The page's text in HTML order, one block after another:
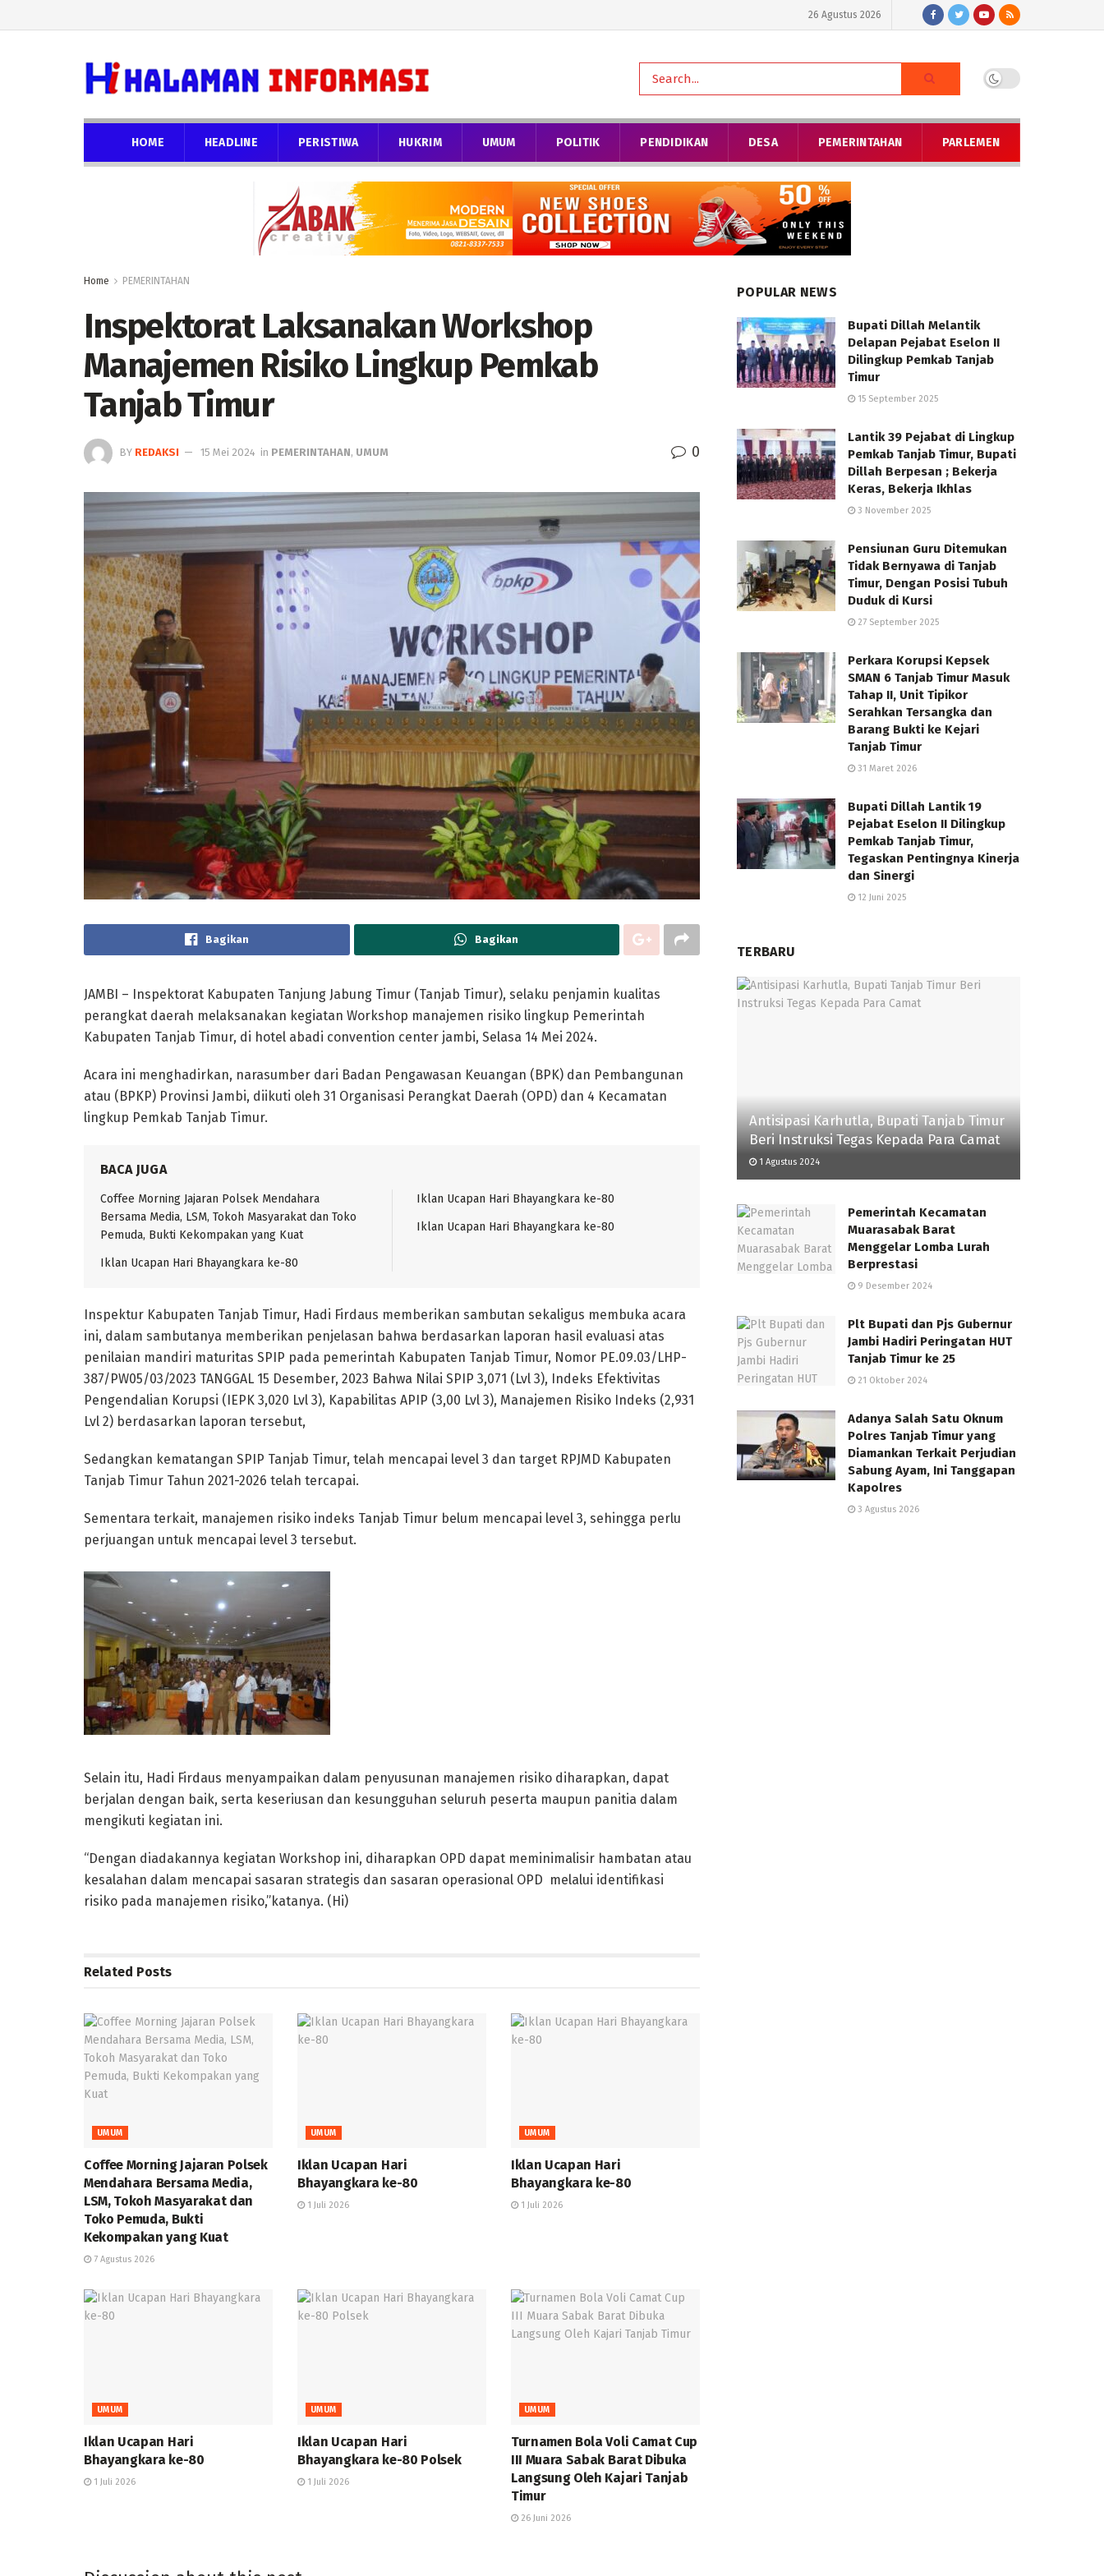
26 Agustus 2026
HOME HEADLINE PERISTIWA HUKRIM UMUM POLITIK PENDIDIKAN DESA PEMERINTAHAN PARLEMEN
Home PEMERINTAHAN
Inspektorat Laksanakan Workshop
Manajemen Risiko Lingkup Pemkab
Tanjab Timur
BY REDAKSI 15 Mei 2024 in PEMERINTAHAN, UMUM 0
Bagikan Bagikan
JAMBI – Inspektorat Kabupaten Tanjung Jabung Timur (Tanjab Timur), selaku penjamin kualitas
perangkat daerah melaksanakan kegiatan Workshop manajemen risiko lingkup Pemerintah
Kabupaten Tanjab Timur, di hotel abadi convention center jambi, Selasa 14 Mei 2024.
Acara ini menghadirkan, narasumber dari Badan Pengawasan Keuangan (BPK) dan Pembangunan
atau (BPKP) Provinsi Jambi, diikuti oleh 31 Organisasi Perangkat Daerah (OPD) dan 4 Kecamatan
lingkup Pemkab Tanjab Timur.
BACA JUGA
Coffee Morning Jajaran Polsek Mendahara
Bersama Media, LSM, Tokoh Masyarakat dan Toko
Pemuda, Bukti Kekompakan yang Kuat
Iklan Ucapan Hari Bhayangkara ke-80
Iklan Ucapan Hari Bhayangkara ke-80
Iklan Ucapan Hari Bhayangkara ke-80
Inspektur Kabupaten Tanjab Timur, Hadi Firdaus memberikan sambutan sekaligus membuka acara
ini, dalam sambutanya memberikan penjelasan bahwa berdasarkan laporan hasil evaluasi atas
penilaian mandiri maturitas SPIP pada pemerintah Kabupaten Tanjab Timur, Nomor PE.09.03/LHP-
387/PW05/03/2023 TANGGAL 15 Desember, 2023 Bahwa Nilai SPIP 3,071 (Lvl 3), Indeks Efektivitas
Pengendalian Korupsi (IEPK 3,020 Lvl 3), Kapabilitas APIP (3,00 Lvl 3), Manajemen Risiko Indeks (2,931
Lvl 2) berdasarkan laporan tersebut,
Sedangkan kematangan SPIP Tanjab Timur, telah mencapai level 3 dan target RPJMD Kabupaten
Tanjab Timur Tahun 2021-2026 telah tercapai.
Sementara terkait, manajemen risiko indeks Tanjab Timur belum mencapai level 3, sehingga perlu
perjuangan untuk mencapai level 3 tersebut.
Selain itu, Hadi Firdaus menyampaikan dalam penyusunan manajemen risiko diharapkan, dapat
berjalan dengan baik, serta keseriusan dan kesungguhan seluruh peserta maupun panitia dalam
mengikuti kegiatan ini.
“Dengan diadakannya kegiatan Workshop ini, diharapkan OPD dapat meminimalisir hambatan atau
kesalahan dalam mencapai sasaran strategis dan sasaran operasional OPD melalui identifikasi
risiko pada manajemen risiko,”katanya. (Hi)
Related Posts
UMUM
Coffee Morning Jajaran Polsek
Mendahara Bersama Media,
LSM, Tokoh Masyarakat dan
Toko Pemuda, Bukti
Kekompakan yang Kuat
7 Agustus 2026
UMUM
Iklan Ucapan Hari
Bhayangkara ke-80
1 Juli 2026
UMUM
Iklan Ucapan Hari
Bhayangkara ke-80
1 Juli 2026
UMUM
Iklan Ucapan Hari
Bhayangkara ke-80
1 Juli 2026
UMUM
Iklan Ucapan Hari
Bhayangkara ke-80 Polsek
1 Juli 2026
UMUM
Turnamen Bola Voli Camat Cup
III Muara Sabak Barat Dibuka
Langsung Oleh Kajari Tanjab
Timur
26 Juni 2026
POPULAR NEWS
Bupati Dillah Melantik
Delapan Pejabat Eselon II
Dilingkup Pemkab Tanjab
Timur
15 September 2025
Lantik 39 Pejabat di Lingkup
Pemkab Tanjab Timur, Bupati
Dillah Berpesan ; Bekerja
Keras, Bekerja Ikhlas
3 November 2025
Pensiunan Guru Ditemukan
Tidak Bernyawa di Tanjab
Timur, Dengan Posisi Tubuh
Duduk di Kursi
27 September 2025
Perkara Korupsi Kepsek
SMAN 6 Tanjab Timur Masuk
Tahap II, Unit Tipikor
Serahkan Tersangka dan
Barang Bukti ke Kejari
Tanjab Timur
31 Maret 2026
Bupati Dillah Lantik 19
Pejabat Eselon II Dilingkup
Pemkab Tanjab Timur,
Tegaskan Pentingnya Kinerja
dan Sinergi
12 Juni 2025
TERBARU
Antisipasi Karhutla, Bupati Tanjab Timur
Beri Instruksi Tegas Kepada Para Camat
1 Agustus 2024
Pemerintah Kecamatan
Muarasabak Barat
Menggelar Lomba Lurah
Berprestasi
9 Desember 2024
Plt Bupati dan Pjs Gubernur
Jambi Hadiri Peringatan HUT
Tanjab Timur ke 25
21 Oktober 2024
Adanya Salah Satu Oknum
Polres Tanjab Timur yang
Diamankan Terkait Perjudian
Sabung Ayam, Ini Tanggapan
Kapolres
3 Agustus 2026